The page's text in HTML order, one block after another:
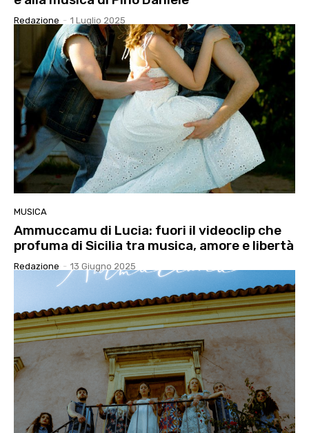
Redazione - 1 Luglio 2025
MUSICA
Ammuccamu di Lucia: fuori il videoclip che
profuma di Sicilia tra musica, amore e libertà
Redazione - 13 Giugno 2025